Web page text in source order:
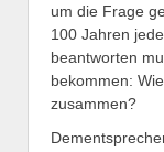
um die Frage
100 Jahren
beantworten
bekommen:
zusammen?